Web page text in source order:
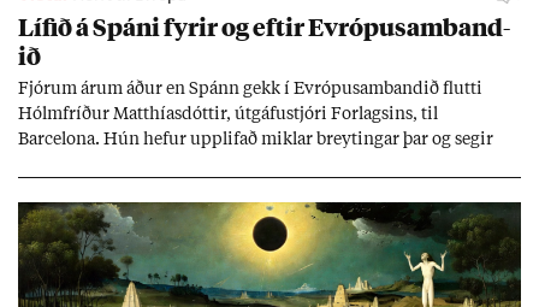
Líf­ið á Spáni fyr­ir og eft­ir Evr­ópu­sam­band­
ið
Fjór­um ár­um áð­ur en Spánn gekk í Evr­ópu­sam­band­ið flutti
Hólm­fríð­ur Matth­ías­dótt­ir, út­gáfu­stjóri For­lags­ins, til
Barcelona. Hún hef­ur upp­lif­að mikl­ar breyt­ing­ar þar og seg­ir
jafnt sem styrkj­um til menn­ing­ar­mála. Þá hafi katalónsk­an hlot­
ið með­byr.